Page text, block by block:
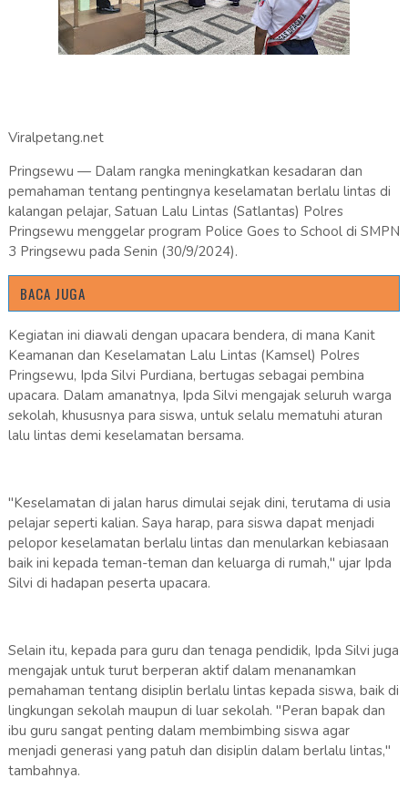
Viralpetang.net
Pringsewu — Dalam rangka meningkatkan kesadaran dan
pemahaman tentang pentingnya keselamatan berlalu lintas di
kalangan pelajar, Satuan Lalu Lintas (Satlantas) Polres
Pringsewu menggelar program Police Goes to School di SMPN
3 Pringsewu pada Senin (30/9/2024).
BACA JUGA
Kegiatan ini diawali dengan upacara bendera, di mana Kanit
Keamanan dan Keselamatan Lalu Lintas (Kamsel) Polres
Pringsewu, Ipda Silvi Purdiana, bertugas sebagai pembina
upacara. Dalam amanatnya, Ipda Silvi mengajak seluruh warga
sekolah, khususnya para siswa, untuk selalu mematuhi aturan
lalu lintas demi keselamatan bersama.
"Keselamatan di jalan harus dimulai sejak dini, terutama di usia
pelajar seperti kalian. Saya harap, para siswa dapat menjadi
pelopor keselamatan berlalu lintas dan menularkan kebiasaan
baik ini kepada teman-teman dan keluarga di rumah," ujar Ipda
Silvi di hadapan peserta upacara.
Selain itu, kepada para guru dan tenaga pendidik, Ipda Silvi juga
mengajak untuk turut berperan aktif dalam menanamkan
pemahaman tentang disiplin berlalu lintas kepada siswa, baik di
lingkungan sekolah maupun di luar sekolah. "Peran bapak dan
ibu guru sangat penting dalam membimbing siswa agar
menjadi generasi yang patuh dan disiplin dalam berlalu lintas,"
tambahnya.